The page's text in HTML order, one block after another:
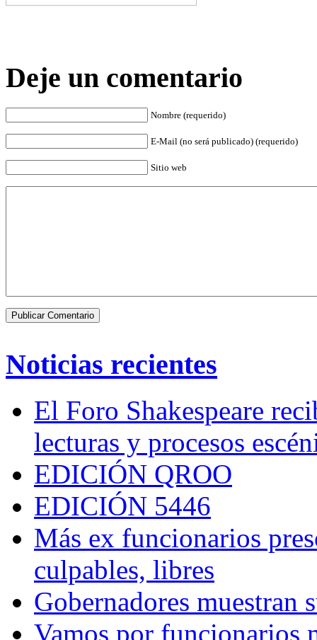
Deje un comentario
Nombre (requerido)
E-Mail (no será publicado) (requerido)
Sitio web
Noticias recientes
El Foro Shakespeare
lecturas y procesos
EDICIÓN QROO
EDICIÓN 5446
Más ex funcionarios
culpables, libres
Gobernadores muestran
Vamos por funcionarios